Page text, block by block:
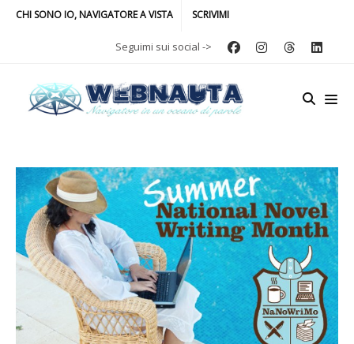
CHI SONO IO, NAVIGATORE A VISTA SCRIVIMI
Seguimi sui social ->